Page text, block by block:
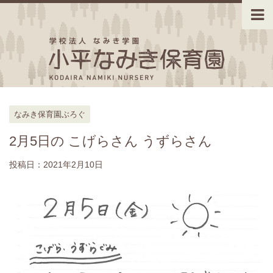
なみき保育園ぶろぐ
2月5日の こげらさん うずらさん
投稿日： 2021年2月10日